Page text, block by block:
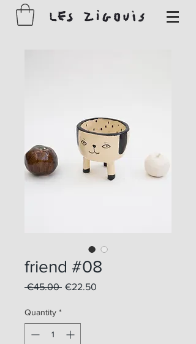
friend #08
€45.00 Regular
€22.50
Quantity *